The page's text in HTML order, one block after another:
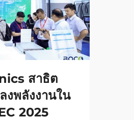
สาธิต
งพลังงานใน
2025